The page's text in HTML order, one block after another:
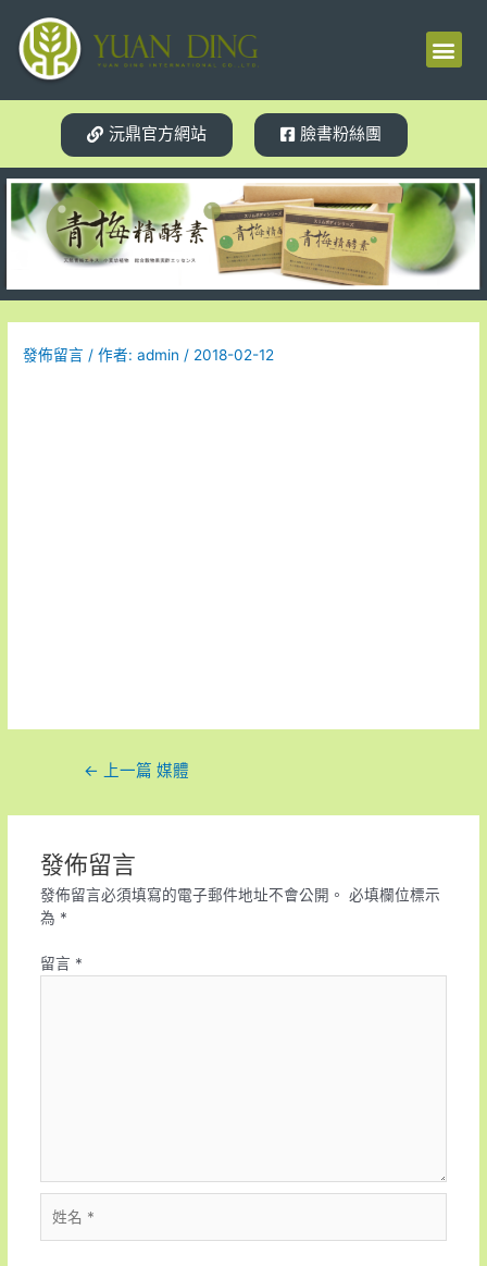
沅鼎官方網站 臉書粉絲團
發佈留言 / 作者:admin / 2018-02-12
← 上一篇 媒體
發佈留言
發佈留言必須填寫的電子郵件地址不會公開。 必填欄位標示
為 *
留言 *